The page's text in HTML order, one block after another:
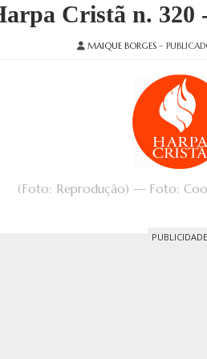
Cristã n. 320
MAIQUE BORGES–
(Foto: Reprodução) — Foto: